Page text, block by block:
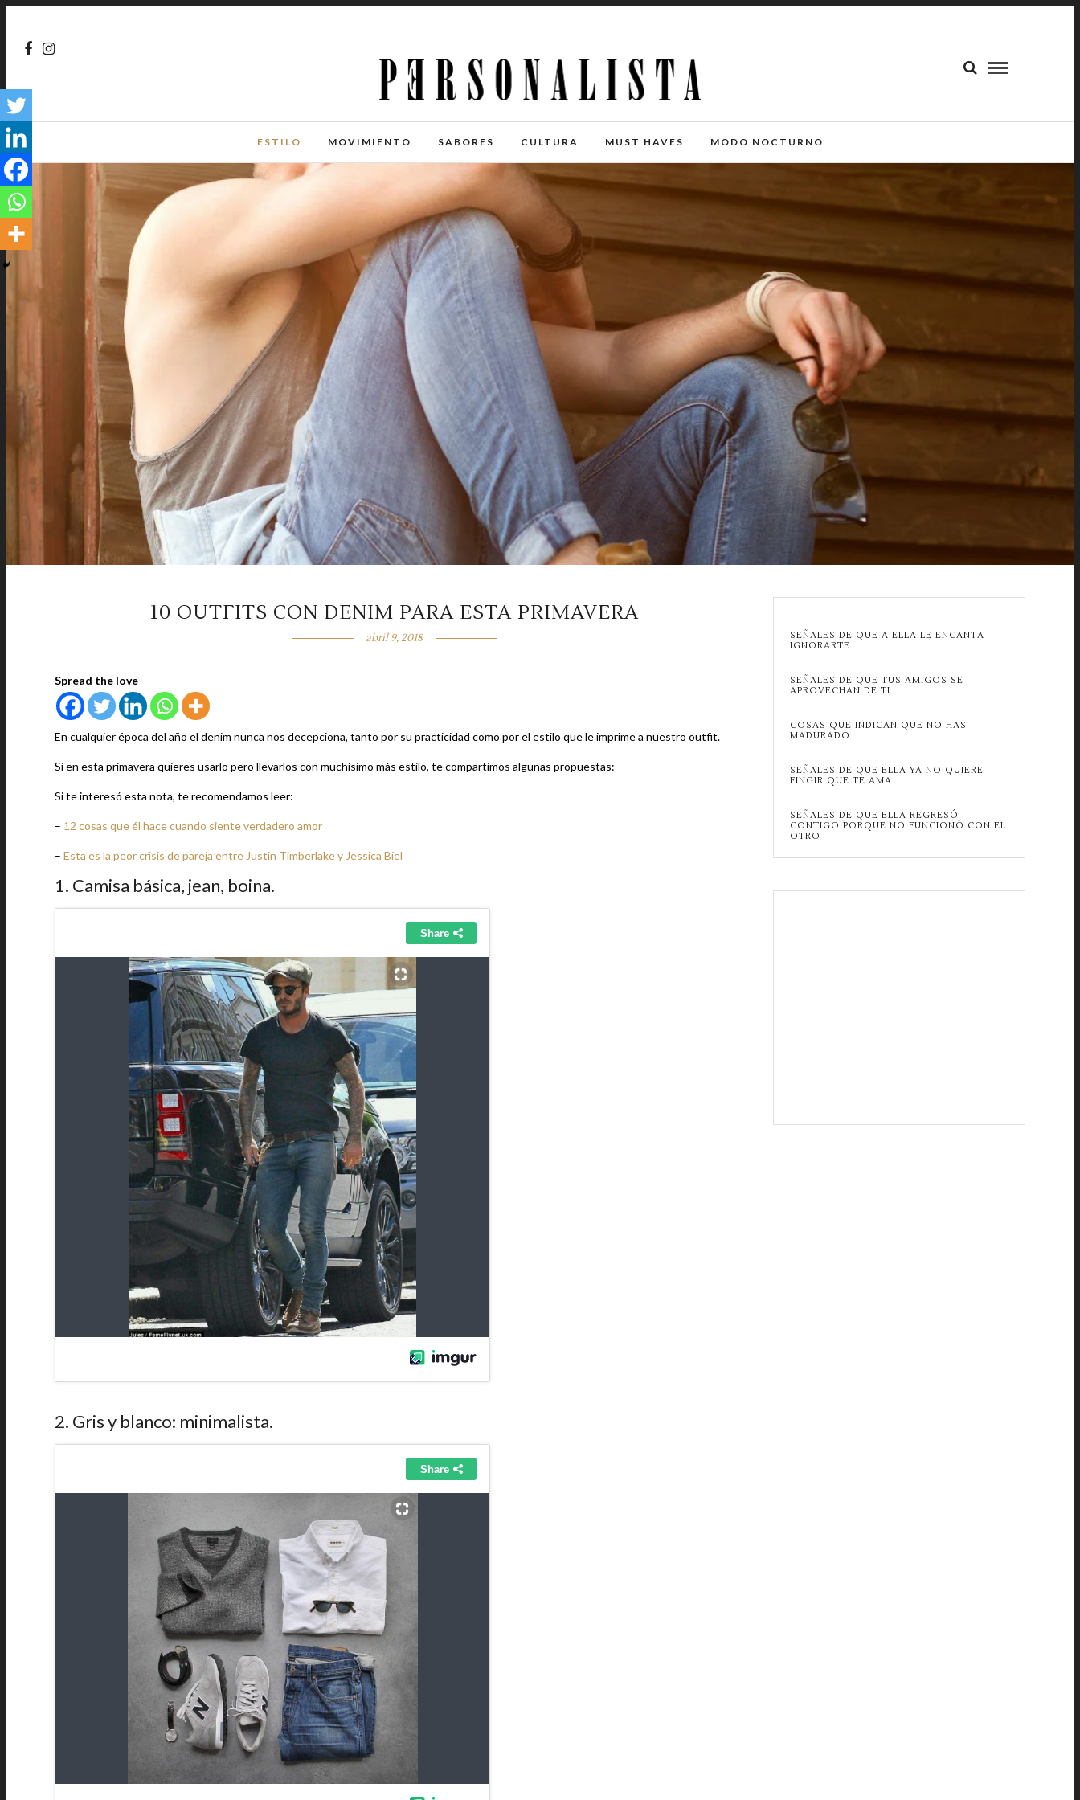
ESTILO MOVIMIENTO SABORES CULTURA MUST HAVES MODO NOCTURNO
10 OUTFITS CON DENIM PARA ESTA PRIMAVERA
abril 9, 2018
Spread the love
En cualquier época del año el denim nunca nos decepciona, tanto por su practicidad como por el estilo que le imprime a nuestro outfit.
Si en esta primavera quieres usarlo pero llevarlos con muchísimo más estilo, te compartimos algunas propuestas:
Si te interesó esta nota, te recomendamos leer:
– 12 cosas que él hace cuando siente verdadero amor
– Esta es la peor crisis de pareja entre Justin Timberlake y Jessica Biel
1. Camisa básica, jean, boina.
2. Gris y blanco: minimalista.
SEÑALES DE QUE A ELLA LE ENCANTA
IGNORARTE
SEÑALES DE QUE TUS AMIGOS SE
APROVECHAN DE TI
COSAS QUE INDICAN QUE NO HAS
MADURADO
SEÑALES DE QUE ELLA YA NO QUIERE
FINGIR QUE TE AMA
SEÑALES DE QUE ELLA REGRESÓ
CONTIGO PORQUE NO FUNCIONÓ CON EL
OTRO